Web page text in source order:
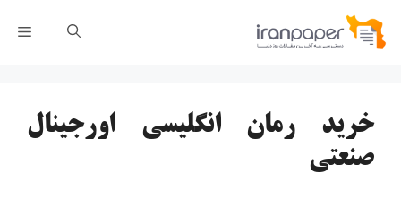
پرش
خرید رمان انگلیسی اورجینال
صنعتی